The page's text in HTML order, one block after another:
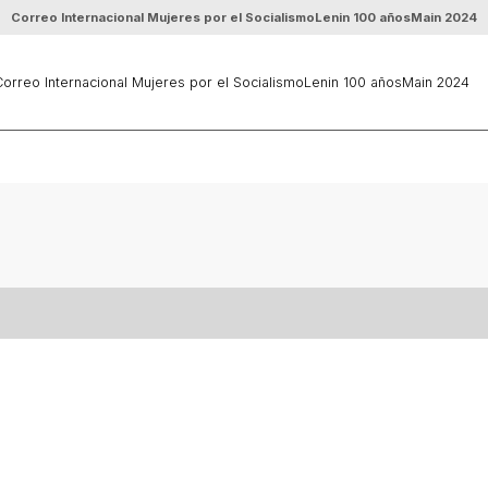
Correo Internacional Mujeres por el SocialismoLenin 100 añosMain 2024
Internacional Mujeres por el SocialismoLenin 100 añosMain 2024